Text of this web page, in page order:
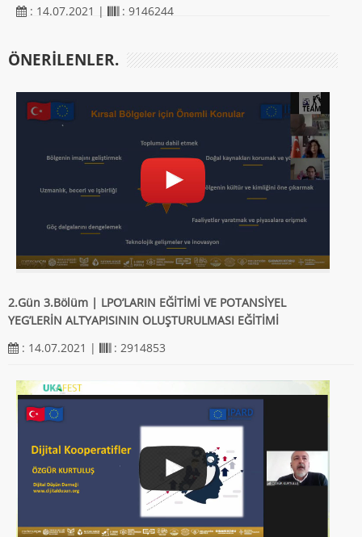
: 14.07.2021 | : 9146244
ÖNERILENLER.
2.Gün 3.Bölüm | LPO’LARIN EĞİTİMİ VE POTANSİYEL
YEG’LERİN ALTYAPISININ OLUŞTURULMASI EĞİTİMİ
: 14.07.2021 |
: 2914853